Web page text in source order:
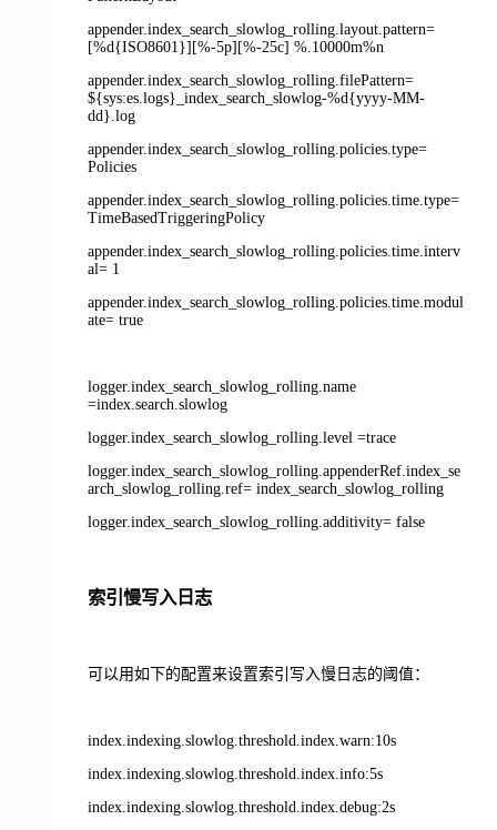
appender.index_search_slowlog_rolling.layout.pattern=
[%d{ISO8601}][%-5p][%-25c] %.10000m%n
appender.index_search_slowlog_rolling.filePattern=
${sys:es.logs}_index_search_slowlog-%d{yyyy-MM-
dd}.log
appender.index_search_slowlog_rolling.policies.type=
Policies
appender.index_search_slowlog_rolling.policies.time.type=
TimeBasedTriggeringPolicy
appender.index_search_slowlog_rolling.policies.time.interv
al= 1
appender.index_search_slowlog_rolling.policies.time.modul
ate= true
logger.index_search_slowlog_rolling.name
=index.search.slowlog
logger.index_search_slowlog_rolling.level =trace
logger.index_search_slowlog_rolling.appenderRef.index_se
arch_slowlog_rolling.ref= index_search_slowlog_rolling
logger.index_search_slowlog_rolling.additivity= false
索引慢写入日志
可以用如下的配置来设置索引写入慢日志的阈值：
index.indexing.slowlog.threshold.index.warn:10s
index.indexing.slowlog.threshold.index.info:5s
index.indexing.slowlog.threshold.index.debug:2s